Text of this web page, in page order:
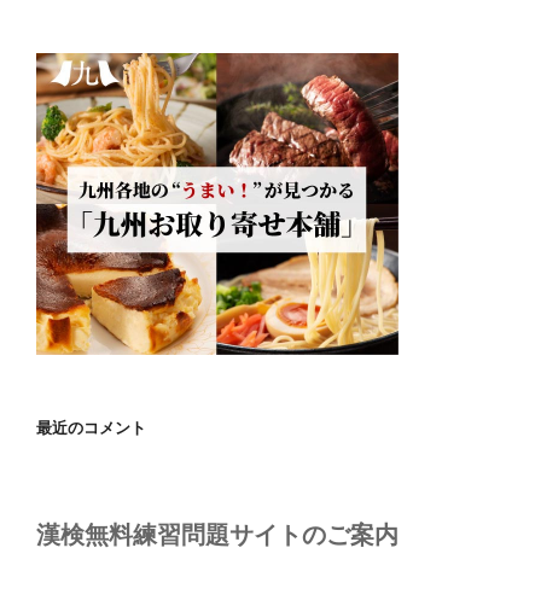
最近のコメント
漢検無料練習問題サイトのご案内